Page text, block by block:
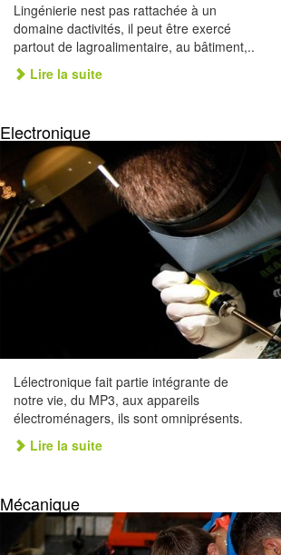
Lingénierie nest pas rattachée à un
domaine dactivités, il peut être exercé
partout de lagroalimentaire, au bâtiment,..
Lire la suite
Electronique
Lélectronique fait partie intégrante de
notre vie, du MP3, aux appareils
électroménagers, ils sont omniprésents.
Lire la suite
Mécanique